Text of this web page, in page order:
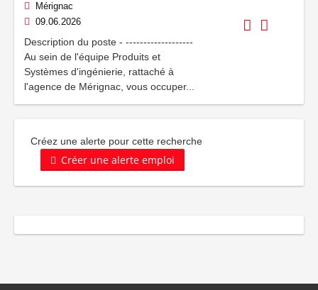
Mérignac
09.06.2026
Description du poste - -------------------
Au sein de l'équipe Produits et
Systèmes d'ingénierie, rattaché à
l'agence de Mérignac, vous occuper...
Créez une alerte pour cette recherche
Créer une alerte emploi